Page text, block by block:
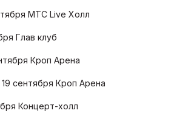
МТС Live Холл
Глав клуб
Кроп Арена
19 сентября Кроп Арена
Концерт-холл